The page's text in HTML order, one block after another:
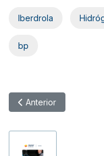
Iberdrola
bp
Artículo anterior: Bolt
Anterior